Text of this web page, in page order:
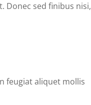
Donec sed finibus nisi,
feugiat aliquet mollis